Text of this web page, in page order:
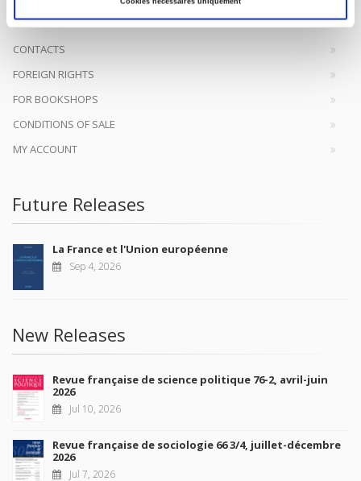
CONTACTS
FOREIGN RIGHTS
FOR BOOKSHOPS
CONDITIONS OF SALE
MY ACCOUNT
Future Releases
La France et l'Union européenne
Sep 4, 2026
New Releases
Revue française de science politique 76-2, avril-juin
2026
Jul 10, 2026
Revue française de sociologie 66 3/4, juillet-décembre
2026
Jul 7, 2026